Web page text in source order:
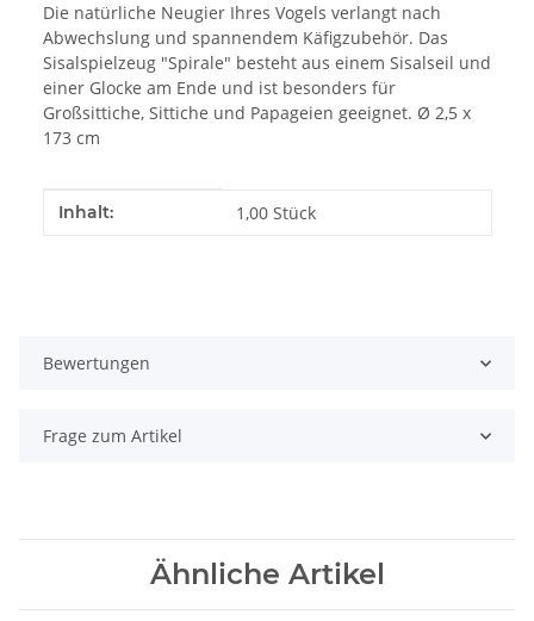
Die natürliche Neugier Ihres Vogels verlangt nach
Abwechslung und spannendem Käfigzubehör. Das
Sisalspielzeug "Spirale" besteht aus einem Sisalseil und
einer Glocke am Ende und ist besonders für
Großsittiche, Sittiche und Papageien geeignet. Ø 2,5 x
173 cm
Produkteigenschaft
Wert
Inhalt: 1,00 Stück
Bewertungen
Frage zum Artikel
Ähnliche Artikel